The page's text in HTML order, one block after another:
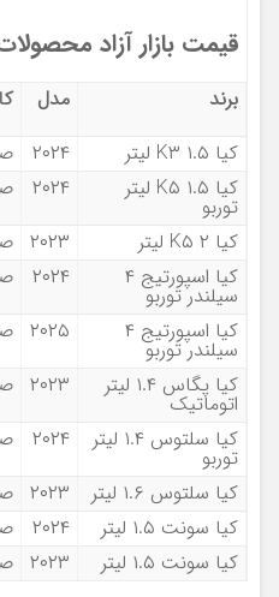
قیمت بازار آزاد محصولات
برند مدل
کیا K۳ ۱.۵ لیتر
۲۰۲۴
کیا K۵ ۱.۵ لیتر
توربو
۲۰۲۴
کیا K۵ ۲ لیتر
۲۰۲۳
کیا اسپورتیج ۴
سیلندر توربو
۲۰۲۴
کیا اسپورتیج ۴
سیلندر توربو
۲۰۲۵
کیا پگاس ۱.۴ لیتر
اتوماتیک
۲۰۲۳
کیا سلتوس ۱.۴ لیتر
توربو
۲۰۲۴
کیا سلتوس ۱.۶ لیتر
۲۰۲۳
کیا سونت ۱.۵ لیتر
۲۰۲۴
کیا سونت ۱.۵ لیتر
۲۰۲۳